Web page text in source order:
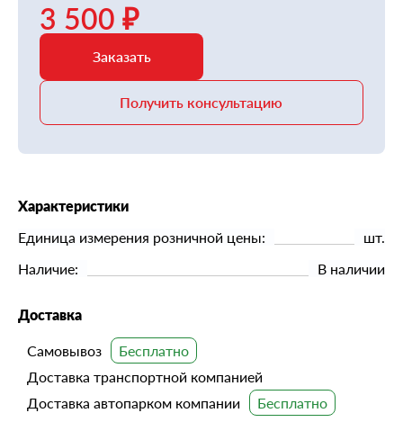
3 500 ₽
Заказать
Получить консультацию
Характеристики
Единица измерения розничной цены:
шт.
Наличие:
В наличии
Доставка
Самовывоз
Доставка транспортной компанией
Доставка автопарком компании